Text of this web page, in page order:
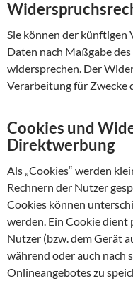
Sie können der künftigen
Daten nach Maßgabe
widersprechen. Der
Verarbeitung für Zwecke
Cookies und
Direktwerbung
Als „Cookies“ werden
Rechnern der Nutzer
Cookies können
werden. Ein Cookie dient
Nutzer (bzw. dem Gerät
während oder auch nach
Onlineangebotes zu